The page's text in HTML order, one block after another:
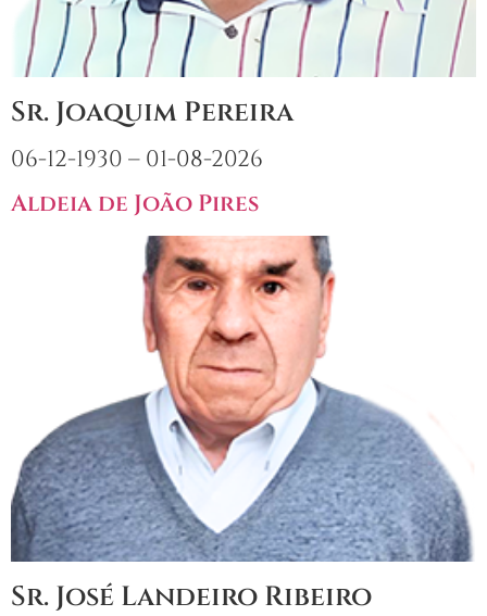
Sr. Joaquim Pereira
06-12-1930 – 01-08-2026
Aldeia de João Pires
Sr. José Landeiro Ribeiro